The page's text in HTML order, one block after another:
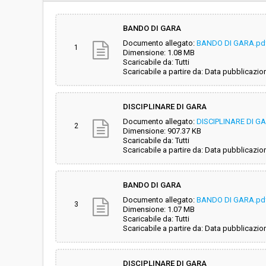
Svolgimento: Gara in busta
Responsabile attuale:
COMUNE DI
1
BANDO DI GARA
Documento allegato: BANDO DI
Dimensione: 1.08 MB
Scaricabile da: Tutti
Scaricabile a partire da: Data
2
DISCIPLINARE DI GARA
Documento allegato: DISCIPLINARE DI
Dimensione: 907.37 KB
Scaricabile da: Tutti
Scaricabile a partire da: Data
3
BANDO DI GARA
Documento allegato: BANDO DI
Dimensione: 1.07 MB
Scaricabile da: Tutti
Scaricabile a partire da: Data
DISCIPLINARE DI GARA